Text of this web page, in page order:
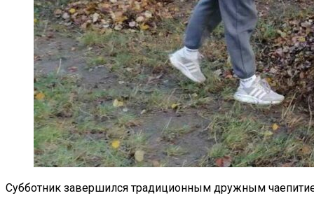
Субботник завершился традиционным дружным